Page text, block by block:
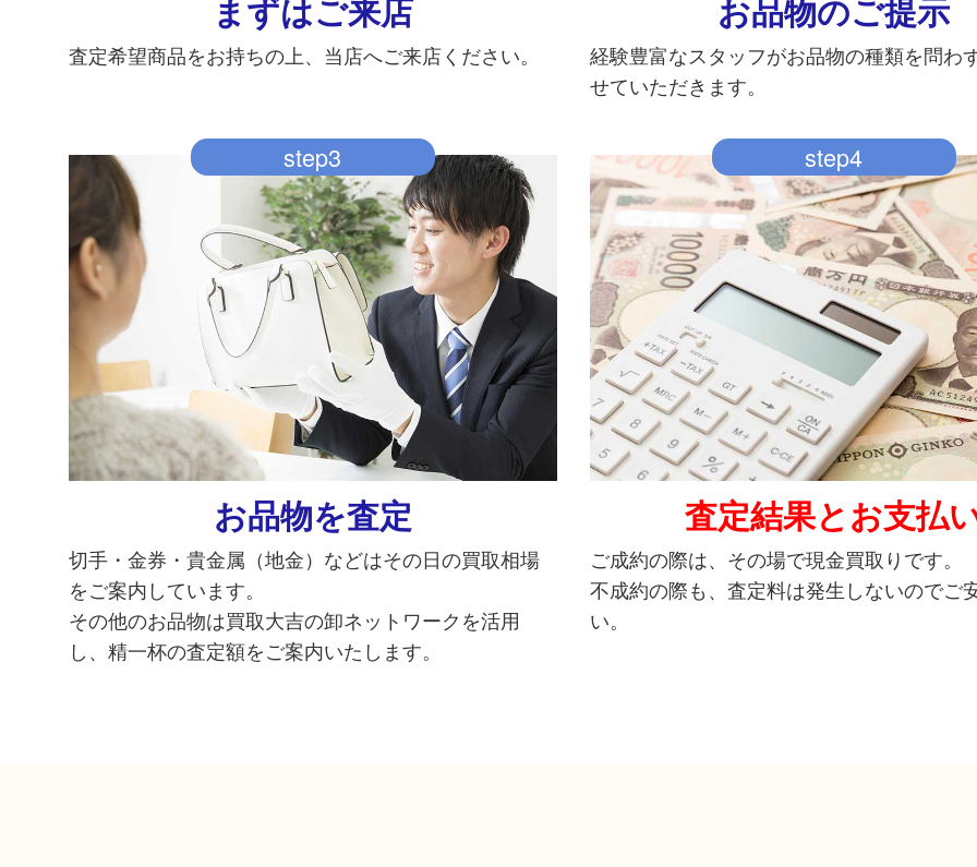
まずはご来店
査定希望商品をお持ちの上、当店へご来店ください。
お品物のご提示
経験豊富なスタッフがお品物の種類を問わ
せていただきます。
step3
お品物を査定
切手・金券・貴金属（地金）などはその日の買取相場
をご案内しています。
その他のお品物は買取大吉の卸ネットワークを活用
し、精一杯の査定額をご案内いたします。
step4
査定結果とお支払
ご成約の際は、その場で現金買取りです。
不成約の際も、査定料は発生しないのでご
い。